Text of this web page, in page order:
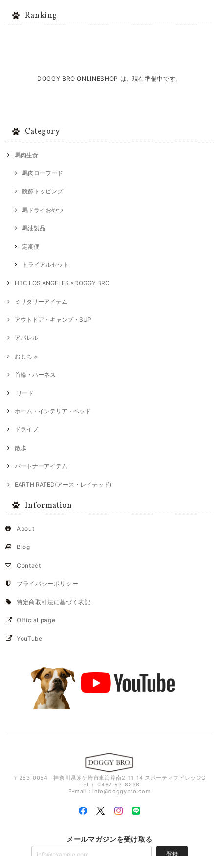
Ranking
DOGGY BRO ONLINESHOP は、現在準備中です。
Category
馬肉生食
馬肉ローフード
醗酵トッピング
馬ドライおやつ
馬油製品
定期便
トライアルセット
HTC LOS ANGELES ×DOGGY BRO
ミリタリーアイテム
アウトドア・キャンプ・SUP
アパレル
おもちゃ
首輪・ハーネス
リード
ホーム・インテリア・ベッド
ドライブ
散歩
パートナーアイテム
EARTH RATED(アース・レイテッド)
Information
About
Blog
Contact
プライバシーポリシー
特定商取引法に基づく表記
Official page
YouTube
〒253-0054 神奈川県茅ケ崎市東海岸南2-11-14 スポーティフビレッジG
TEL： 0467-53-8336
E-mail： info@doggybro.com
メールマガジンを受け取る
登録